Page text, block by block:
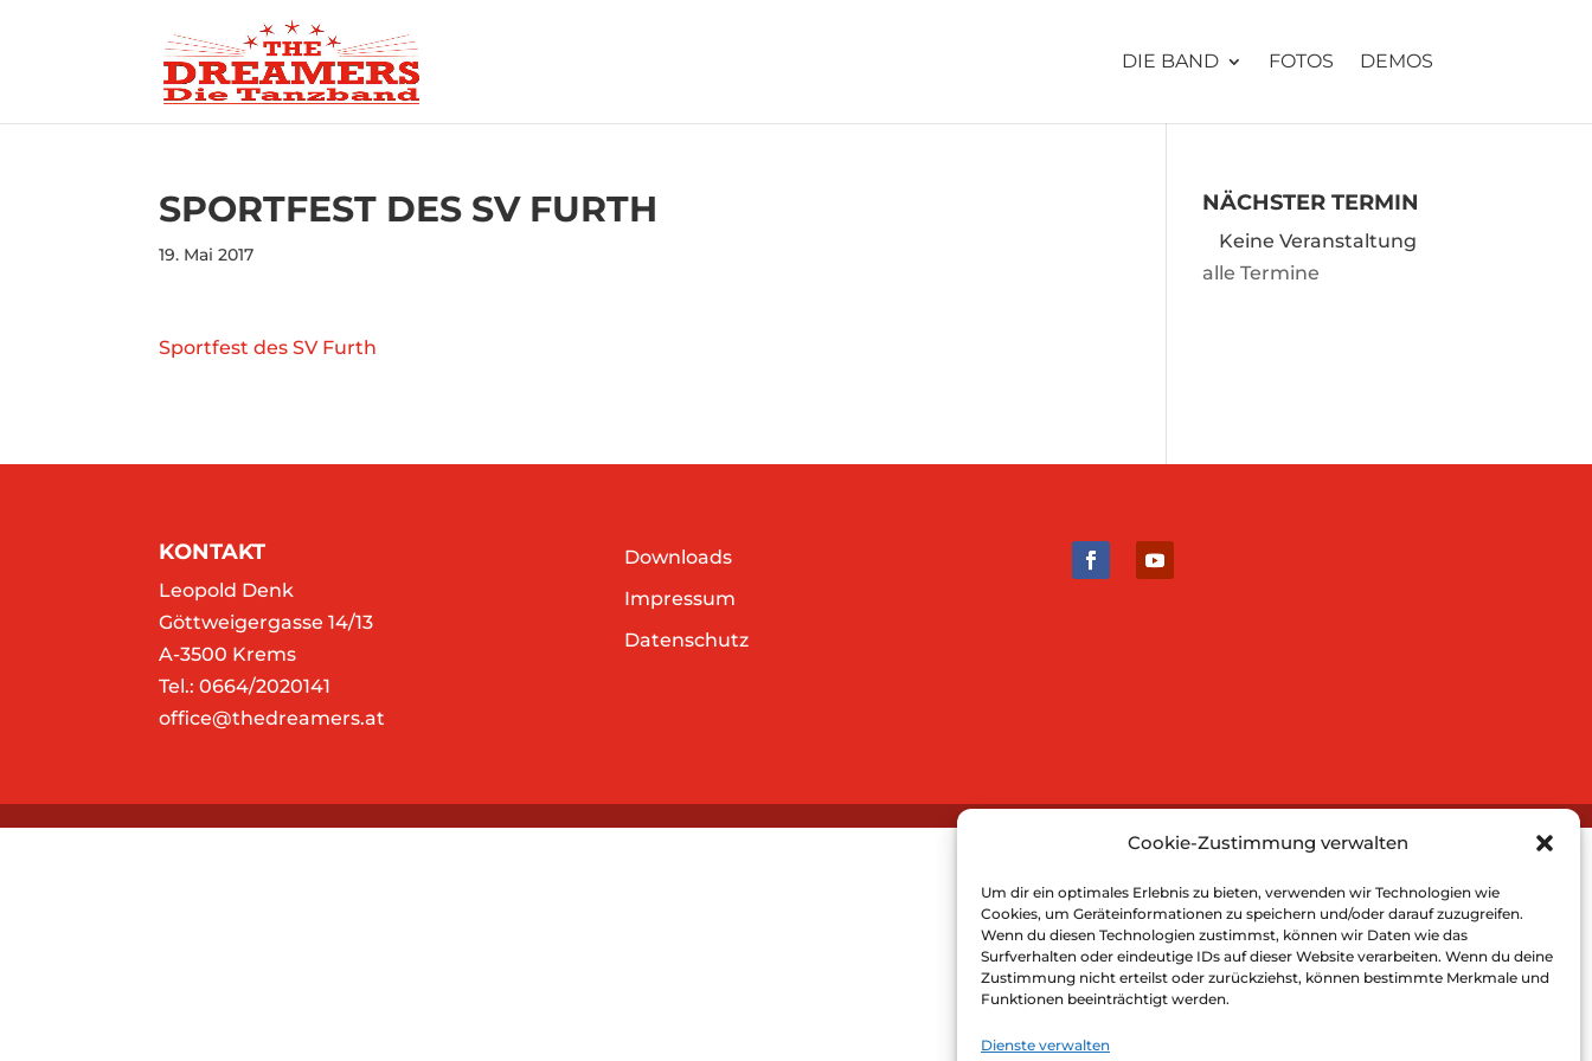
Cookie-Zustimmung verwalten
Um dir ein optimales Erlebnis zu bieten, verwenden wir Technologien wie
Cookies, um Geräteinformationen zu speichern und/oder darauf zuzugreifen.
Wenn du diesen Technologien zustimmst, können wir Daten wie das
Surfverhalten oder eindeutige IDs auf dieser Website verarbeiten. Wenn du deine
Zustimmung nicht erteilst oder zurückziehst, können bestimmte Merkmale und
Funktionen beeinträchtigt werden.
Dienste verwalten
DIE BAND FOTOS DEMOS
SPORTFEST DES SV FURTH
19. Mai 2017
Sportfest des SV Furth
NÄCHSTER TERMIN
Keine Veranstaltung
alle Termine
KONTAKT
Leopold Denk
Göttweigergasse 14/13
A-3500 Krems
Tel.: 0664/2020141
office@thedreamers.at
Downloads
Impressum
Datenschutz